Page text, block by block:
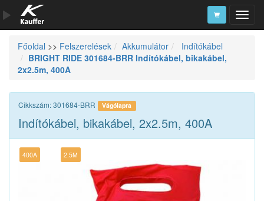
Szerszámkatalógus
Kosár
Alkatrészek
Főoldal >> Felszerelések Akkumulátor
Indítókábel
BRIGHT RIDE 301684-BRR Indítókábel, bikakábel,
2x2.5m, 400A
Cikkszám: 301684-BRR Vágólapra
Indítókábel, bikakábel, 2x2.5m, 400A
400A 2.5M